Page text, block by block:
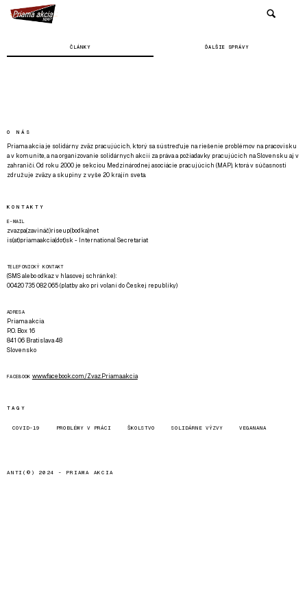
ČLÁNKY ĎALŠIE SPRÁVY
O NÁS
Priama akcia je solidárny zväz pracujúcich, ktorý sa sústreďuje na riešenie problémov na pracovisku
a v komunite, a na organizovanie solidárnych akcií za práva a požiadavky pracujúcich na Slovensku aj v
zahraničí. Od roku 2000 je sekciou Medzinárodnej asociácie pracujúcich (MAP), ktorá v súčasnosti
združuje zväzy a skupiny z vyše 20 krajín sveta.
KONTAKTY
E-MAIL
zvazpa(zavináč)riseup(bodka)net
is(at)priamaakcia(dot)sk - International Secretariat
TELEFONICKÝ KONTAKT
(SMS alebo odkaz v hlasovej schránke):
00420 735 082 065 (platby ako pri volaní do Českej republiky)
ADRESA
Priama akcia
P.O. Box 16
841 06 Bratislava 48
Slovensko
FACEBOOK www.facebook.com/Zvaz.Priama.akcia
TAGY
COVID-19 PROBLÉMY V PRÁCI ŠKOLSTVO SOLIDÁRNE VÝZVY VEGANANA
ANTI(©) 2024 - PRIAMA AKCIA